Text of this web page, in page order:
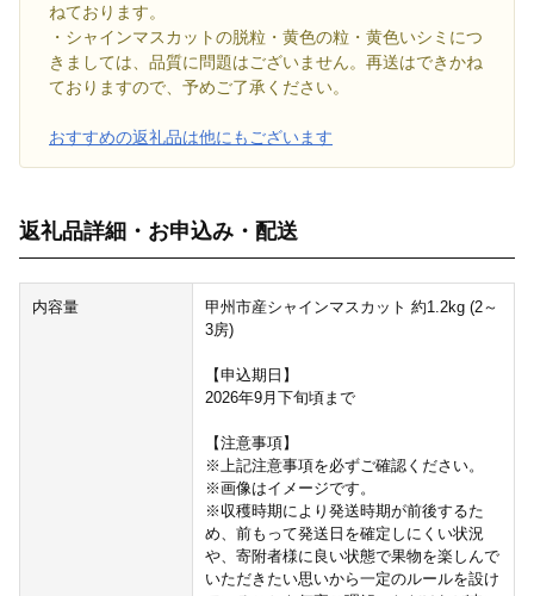
ねております。
・シャインマスカットの脱粒・黄色の粒・黄色いシミにつ
きましては、品質に問題はございません。再送はできかね
ておりますので、予めご了承ください。
おすすめの返礼品は他にもございます
返礼品詳細・お申込み・配送
内容量
甲州市産シャインマスカット 約1.2kg (2～
3房)
【申込期日】
2026年9月下旬頃まで
【注意事項】
※上記注意事項を必ずご確認ください。
※画像はイメージです。
※収穫時期により発送時期が前後するた
め、前もって発送日を確定しにくい状況
や、寄附者様に良い状態で果物を楽しんで
いただきたい思いから一定のルールを設け